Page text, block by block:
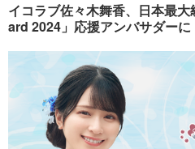
音楽
ショッピング
ペット
その他
プッシュ通知の停止方法
イコラブ佐々木舞香、日本最
ard 2024」応援アンバサダー